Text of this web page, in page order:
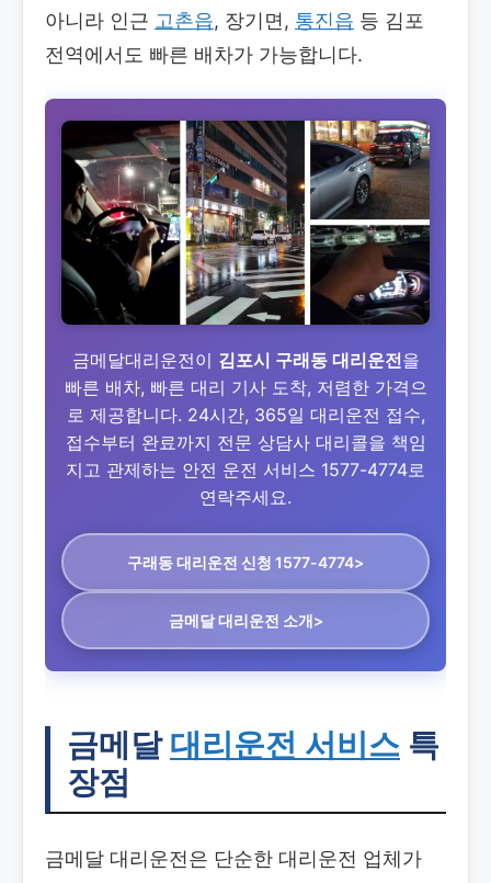
아니라 인근 고촌읍, 장기면, 통진읍 등 김포
전역에서도 빠른 배차가 가능합니다.
금메달대리운전이 김포시 구래동 대리운전을
빠른 배차, 빠른 대리 기사 도착, 저렴한 가격으
로 제공합니다. 24시간, 365일 대리운전 접수,
접수부터 완료까지 전문 상담사 대리콜을 책임
지고 관제하는 안전 운전 서비스 1577-4774로
연락주세요.
구래동 대리운전 신청 1577-4774>
금메달 대리운전 소개>
금메달 대리운전 서비스 특
장점
금메달 대리운전은 단순한 대리운전 업체가